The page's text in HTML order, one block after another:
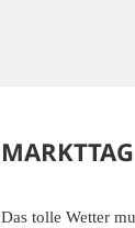
MARKTTAG
Das tolle Wetter